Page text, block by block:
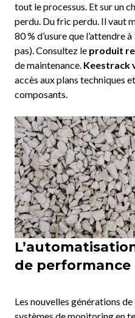
tout le processus. Et sur un
perdu. Du fric perdu. Il vaut
80 % d’usure que l’attendre
pas). Consultez le produit
de maintenance. Keestrack
accès aux plans techniques
composants.
de performance
Les nouvelles générations